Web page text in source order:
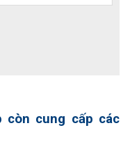
còn cung cấp các